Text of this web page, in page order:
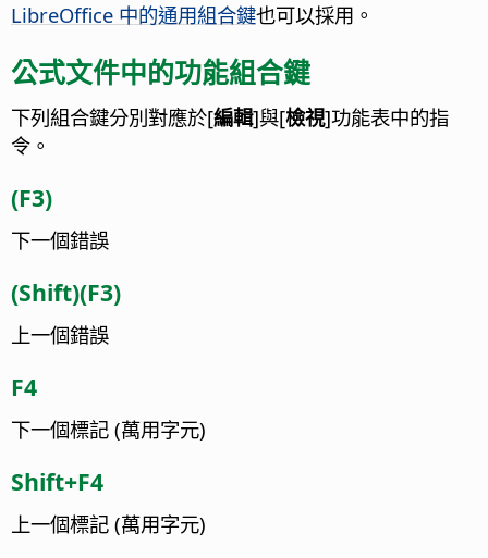
LibreOffice 中的通用組合鍵也可以採用。
公式文件中的功能組合鍵
下列組合鍵分別對應於[編輯]與[檢視]功能表中的指
令。
(F3)
下一個錯誤
(Shift)(F3)
上一個錯誤
F4
下一個標記 (萬用字元)
Shift+F4
上一個標記 (萬用字元)